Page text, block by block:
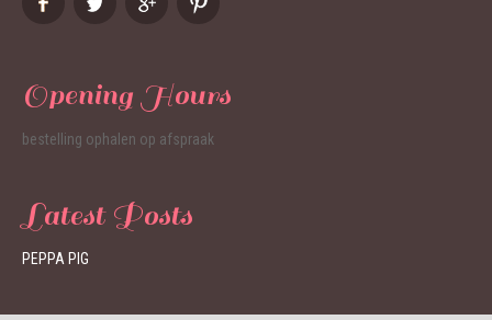
Opening Hours
bestelling ophalen op afspraak
Latest Posts
PEPPA PIG